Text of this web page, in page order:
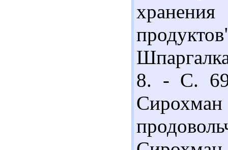
8. - С.